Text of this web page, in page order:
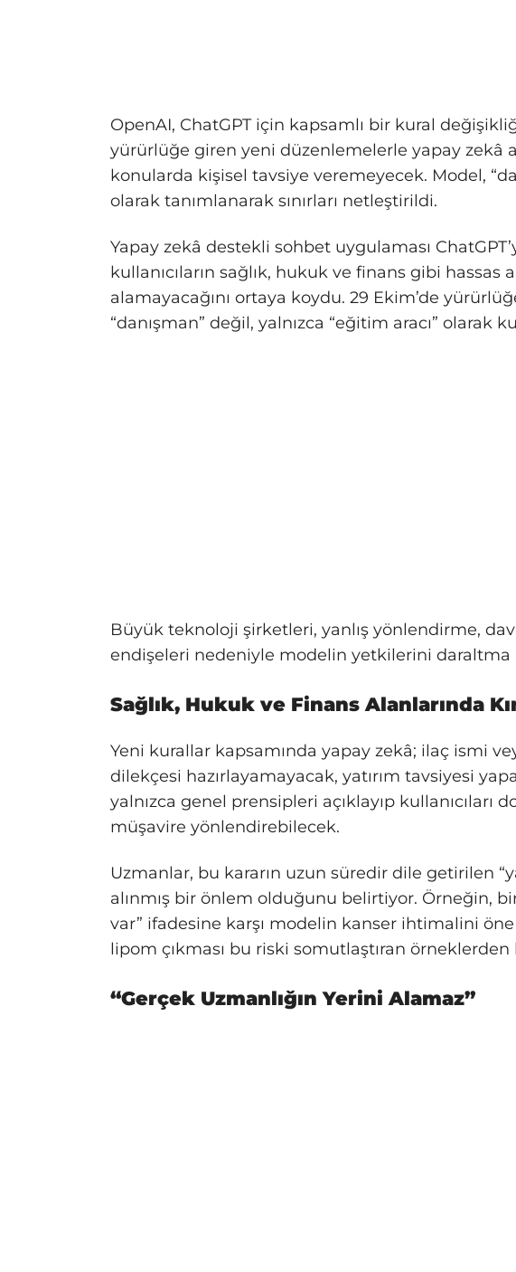
OpenAI, ChatGPT için kapsamlı bir kural
yürürlüğe giren yeni düzenlemelerle yapay zekâ
konularda kişisel tavsiye veremeyecek. Model,
olarak tanımlanarak sınırları netleştirildi.
Yapay zekâ destekli sohbet uygulaması
kullanıcıların sağlık, hukuk ve finans gibi
alamayacağını ortaya koydu. 29 Ekim’de
“danışman” değil, yalnızca “eğitim aracı” olarak
Büyük teknoloji şirketleri, yanlış yönlendirme,
endişeleri nedeniyle modelin yetkilerini daraltma
Sağlık, Hukuk ve Finans Alanlarında
Yeni kurallar kapsamında yapay zekâ; ilaç ismi
dilekçesi hazırlayamayacak, yatırım tavsiyesi
yalnızca genel prensipleri açıklayıp kullanıcıları
müşavire yönlendirebilecek.
Uzmanlar, bu kararın uzun süredir dile getirilen
alınmış bir önlem olduğunu belirtiyor. Örneğin,
var” ifadesine karşı modelin kanser ihtimalini
lipom çıkması bu riski somutlaştıran
“Gerçek Uzmanlığın Yerini Alamaz”